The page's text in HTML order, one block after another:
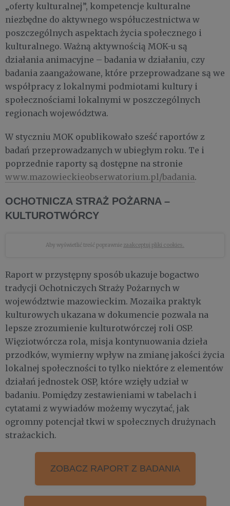
„oferty kulturalnej”, kompetencje kulturalne
niezbędne do aktywnego współuczestnictwa w
poszczególnych aspektach życia społecznego i
kulturalnego. Ważną aktywnością MOK-u są
działania animacyjne – badania w działaniu, czy
badania zaangażowane, które przeprowadzane są we
współpracy z lokalnymi podmiotami kultury i
społecznościami lokalnymi w poszczególnych
regionach województwa.
W styczniu MOK opublikowało sześć raportów z
badań przeprowadzanych w ubiegłym roku. Te i
poprzednie raporty są dostępne na stronie
www.mazowieckieobserwatorium.pl/badania.
OCHOTNICZA STRAŻ POŻARNA –
KULTUROTWÓRCY
Aby wyświetlić treść poprawnie zaakceptuj pliki cookies.
Raport w przystępny sposób ukazuje bogactwo
tradycji Ochotniczych Straży Pożarnych w
województwie mazowieckim. Mozaika praktyk
kulturowych ukazana w dokumencie pozwala na
lepsze zrozumienie kulturotwórczej roli OSP.
Więziotwórcza rola, misja kontynuowania dzieła
przodków, wymierny wpływ na zmianę jakości życia
lokalnej społeczności to tylko niektóre z elementów
działań jednostek OSP, które wzięły udział w
badaniu. Pomiędzy zestawieniami w tabelach i
cytatami z wywiadów możemy wyczytać, jak
ogromny potencjał tkwi w społecznych drużynach
strażackich.
ZOBACZ RAPORT Z BADANIA